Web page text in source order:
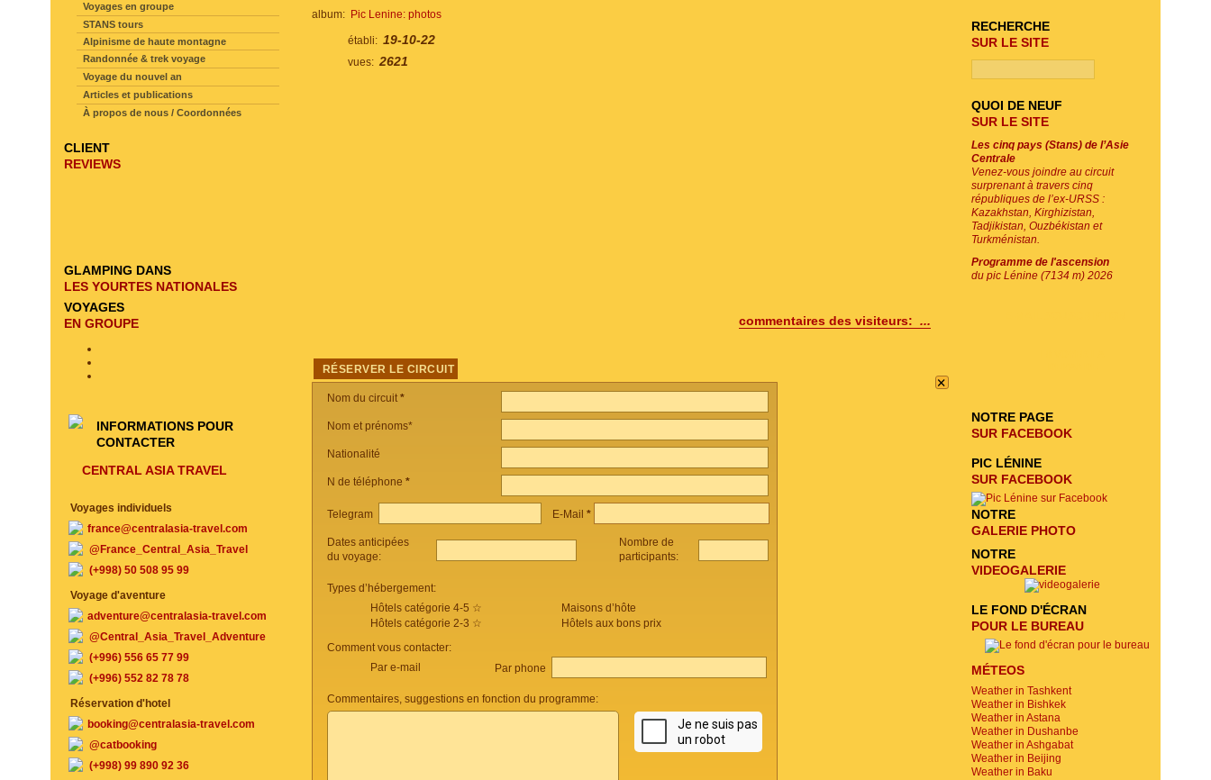
album: Pic Lenine: photos
établi: 19-10-22
vues: 2621
commentaires des visiteurs: ...
RÉSERVER LE CIRCUIT ×
Nom du circuit*
Nom et prénoms*
Nationalité
N de téléphone *
Telegram E-Mail *
Dates anticipées
du voyage:
Nombre de
participants:
Types d’hébergement:
Hôtels catégorie 4-5 ☆
Hôtels catégorie 2-3 ☆
Maisons d’hôte
Hôtels aux bons prix
Comment vous contacter:
Par e-mail
Par phone
Commentaires, suggestions en fonction du programme:
Voyages en groupe
STANS tours
Alpinisme de haute montagne
Randonnée & trek voyage
Voyage du nouvel an
Articles et publications
À propos de nous / Coordonnées
CLIENT
REVIEWS
GLAMPING DANS
LES YOURTES NATIONALES
VOYAGES
EN GROUPE
INFORMATIONS POUR
CONTACTER
CENTRAL ASIA TRAVEL
Voyages individuels
france@centralasia-travel.com
@France_Central_Asia_Travel
(+998) 50 508 95 99
Voyage d'aventure
adventure@centralasia-travel.com
@Central_Asia_Travel_Adventure
(+996) 556 65 77 99
(+996) 552 82 78 78
Réservation d'hotel
booking@centralasia-travel.com
@catbooking
(+998) 99 890 92 36
RECHERCHE
SUR LE SITE
QUOI DE NEUF
SUR LE SITE
Les cinq pays (Stans) de l’Asie
Centrale
Venez-vous joindre au circuit
surprenant à travers cinq
républiques de l’ex-URSS :
Kazakhstan, Kirghizistan,
Tadjikistan, Ouzbékistan et
Turkménistan.
Programme de l'ascension
du pic Lénine (7134 m) 2026
NOTRE PAGE
SUR FACEBOOK
PIC LÉNINE
SUR FACEBOOK
NOTRE
GALERIE PHOTO
NOTRE
VIDEOGALERIE
LE FOND D'ÉCRAN
POUR LE BUREAU
MÉTEOS
Weather in Tashkent
Weather in Bishkek
Weather in Astana
Weather in Dushanbe
Weather in Ashgabat
Weather in Beijing
Weather in Baku